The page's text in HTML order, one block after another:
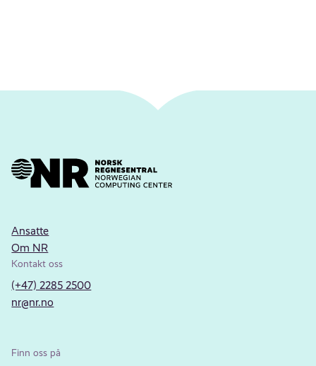
Ansatte
Om NR
Kontakt oss
(+47) 2285 2500
nr@nr.no
Finn oss på